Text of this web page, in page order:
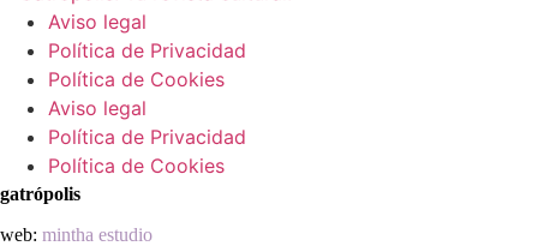
Aviso legal
Política de Privacidad
Política de Cookies
Aviso legal
Política de Privacidad
Política de Cookies
gatrópolis
web: mintha estudio